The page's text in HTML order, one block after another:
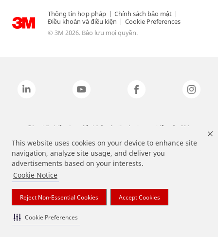
This website uses cookies on your device to enhance site
navigation, analyze site usage, and deliver you
advertisements based on your interests.
Cookie Notice
Reject Non-Essential Cookies Accept Cookies
Cookie Preferences
Thông tin hợp pháp | Chính sách bảo mật |
Điều khoản và điều kiện | Cookie Preferences
© 3M 2026. Bảo lưu mọi quyền.
Các nhãn hiệu được liệt kê ở trên là các thương hiệu của 3M.